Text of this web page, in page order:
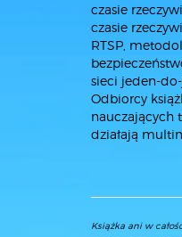
czasie
czasie
RTSP,
sieci jeden-
Odbiorcy
nauczających
działają
Książka ani w